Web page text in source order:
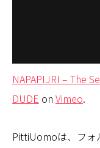
NAPAPIJRI – The
DUDE on Vimeo.
PittiUomoは、フォ